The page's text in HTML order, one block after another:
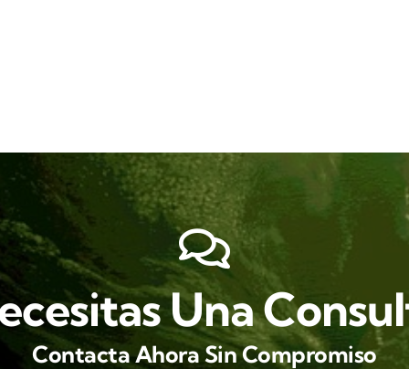
Una
Contacta Ahora Sin Compromiso